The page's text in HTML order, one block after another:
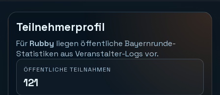
Teilnehmerprofil
Für Rubby liegen öffentliche Bayernrunde-
Statistiken aus Veranstalter-Logs vor.
ÖFFENTLICHE TEILNAHMEN
121